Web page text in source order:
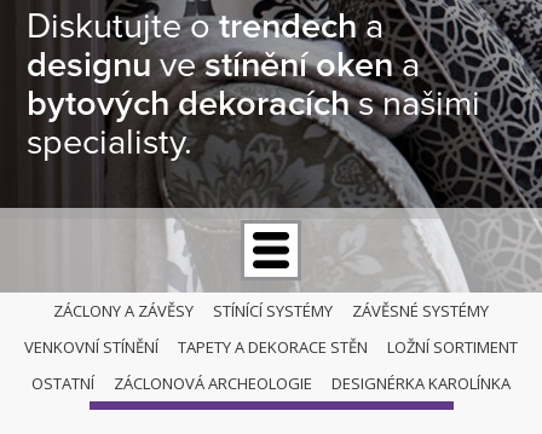
Diskutujte otrendecha
designuvestínění okena
bytových dekoracíchs našimi
specialisty.
ZÁCLONY A ZÁVĚSY STÍNÍCÍ SYSTÉMY
ZÁVĚSNÉ SYSTÉMY
VENKOVNÍ STÍNĚNÍ
TAPETY A DEKORACE STĚN
LOŽNÍ SORTIMENT
OSTATNÍ
ZÁCLONOVÁ ARCHEOLOGIE DESIGNÉRKA KAROLÍNKA
PLISSÉ ŽALUZIE